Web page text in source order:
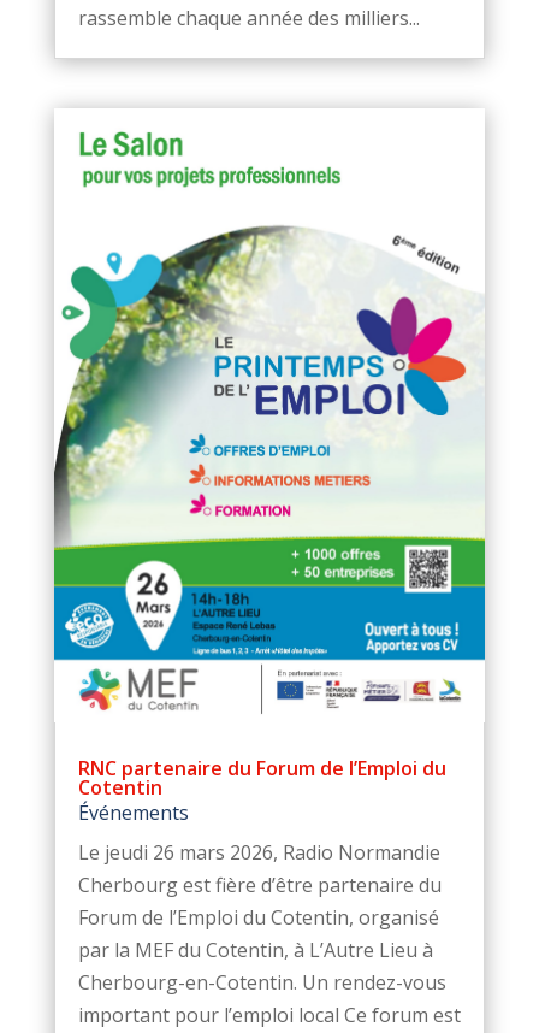
rassemble chaque année des milliers...
RNC partenaire du Forum de l’Emploi du
Cotentin
Événements
Le jeudi 26 mars 2026, Radio Normandie
Cherbourg est fière d’être partenaire du
Forum de l’Emploi du Cotentin, organisé
par la MEF du Cotentin, à L’Autre Lieu à
Cherbourg-en-Cotentin. Un rendez-vous
important pour l’emploi local Ce forum est